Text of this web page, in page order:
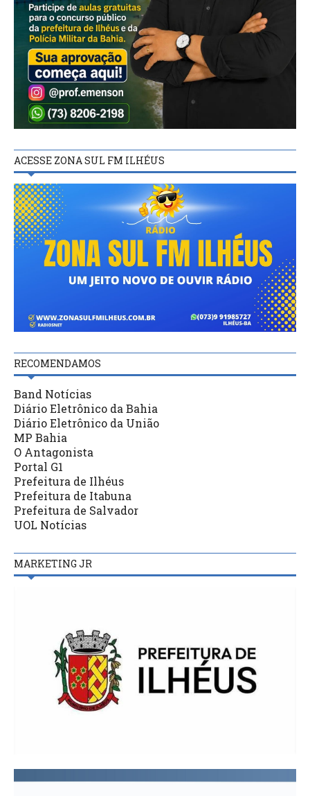
ACESSE ZONA SUL FM ILHÉUS
RECOMENDAMOS
Band Notícias
Diário Eletrônico da Bahia
Diário Eletrônico da União
MP Bahia
O Antagonista
Portal G1
Prefeitura de Ilhéus
Prefeitura de Itabuna
Prefeitura de Salvador
UOL Notícias
MARKETING JR